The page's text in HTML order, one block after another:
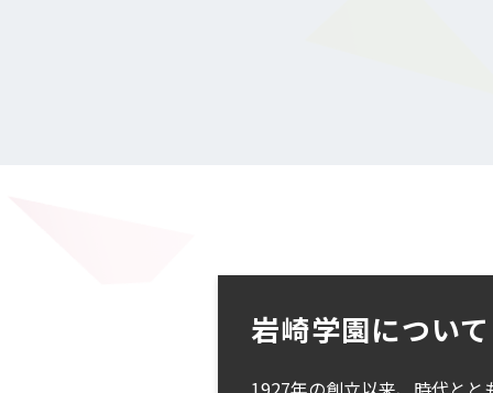
岩崎学園について